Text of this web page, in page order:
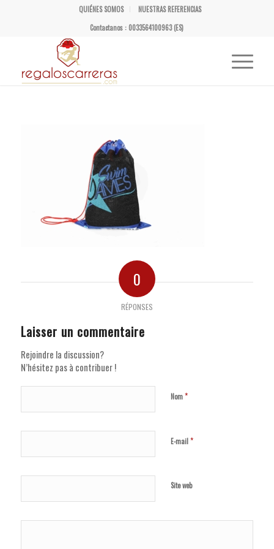
QUIÉNES SOMOS
NUESTRAS REFERENCIAS
Contactanos : 0033564100963 (ES)
0
RÉPONSES
Laisser un commentaire
Rejoindre la discussion?
N’hésitez pas à contribuer !
Nom*
E-mail*
Site web